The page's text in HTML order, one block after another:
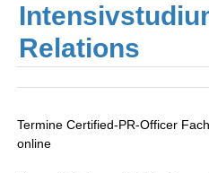
Relations
Termine Certified-PR-Officer
online